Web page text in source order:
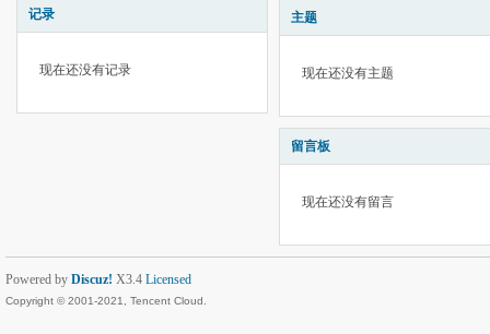
记录
现在还没有记录
主题
现在还没有主题
留言板
现在还没有留言
Powered by Discuz! X3.4 Licensed
Copyright © 2001-2021, Tencent Cloud.